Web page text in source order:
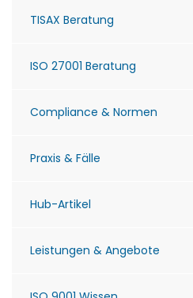
TISAX Beratung
ISO 27001 Beratung
Compliance & Normen
Praxis & Fälle
Hub-Artikel
Leistungen & Angebote